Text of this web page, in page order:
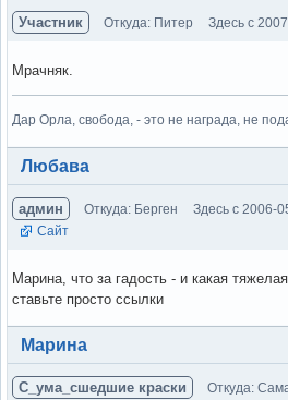
Участник Откуда: Питер Здесь с
Мрачняк.
Дар Орла, свобода, - это не награда, не
Вне форума
Любава
админ Откуда: Берген Здесь с 2006-
Сайт
Марина, что за гадость - и какая
ставьте просто ссылки
Вне форума
Марина
С_ума_сшедшие краски Откуда: